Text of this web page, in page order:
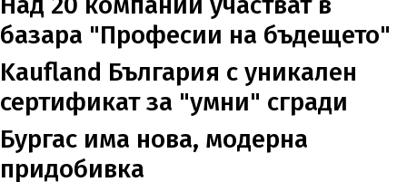
базара "Професии на бъдещето"
Kaufland България с уникален
сертификат за "умни" сгради
Бургас има нова, модерна
придобивка